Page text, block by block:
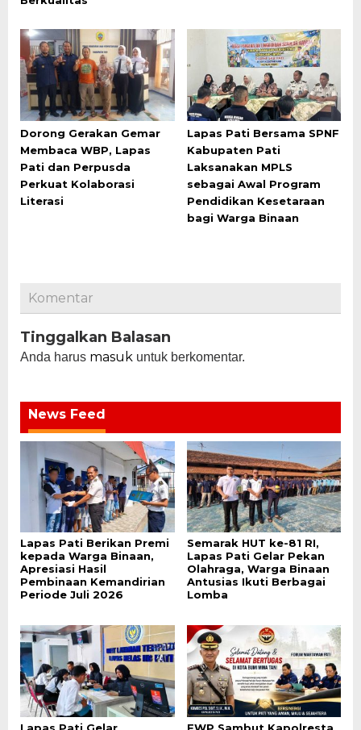
Dorong Gerakan Gemar
Membaca WBP, Lapas
Pati dan Perpusda
Perkuat Kolaborasi
Literasi
Lapas Pati Bersama SPNF
Kabupaten Pati
Laksanakan MPLS
sebagai Awal Program
Pendidikan Kesetaraan
bagi Warga Binaan
Komentar
Tinggalkan Balasan
Anda harus masuk untuk berkomentar.
News Feed
Lapas Pati Berikan Premi
kepada Warga Binaan,
Apresiasi Hasil
Pembinaan Kemandirian
Periode Juli 2026
Semarak HUT ke-81 RI,
Lapas Pati Gelar Pekan
Olahraga, Warga Binaan
Antusias Ikuti Berbagai
Lomba